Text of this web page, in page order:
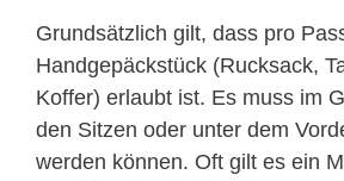
Grundsätzlich gilt, dass pro
Handgepäckstück (Rucksack,
Koffer) erlaubt ist. Es muss im
den Sitzen oder unter dem
werden können. Oft gilt es ein